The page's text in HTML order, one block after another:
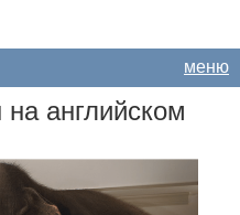
меню
английском